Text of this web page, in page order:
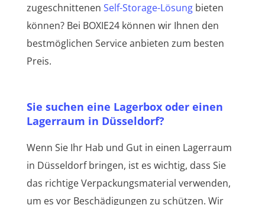
zugeschnittenen Self-Storage-Lösungbieten
können? Bei BOXIE24 können wir Ihnen den
bestmöglichen Service anbieten zum besten
Preis.
Sie suchen eine Lagerbox oder einen
Lagerraum in Düsseldorf?
Wenn Sie Ihr Hab und Gut in einen Lagerraum
in Düsseldorf bringen, ist es wichtig, dass Sie
das richtige Verpackungsmaterial verwenden,
um es vor Beschädigungen zu schützen. Wir